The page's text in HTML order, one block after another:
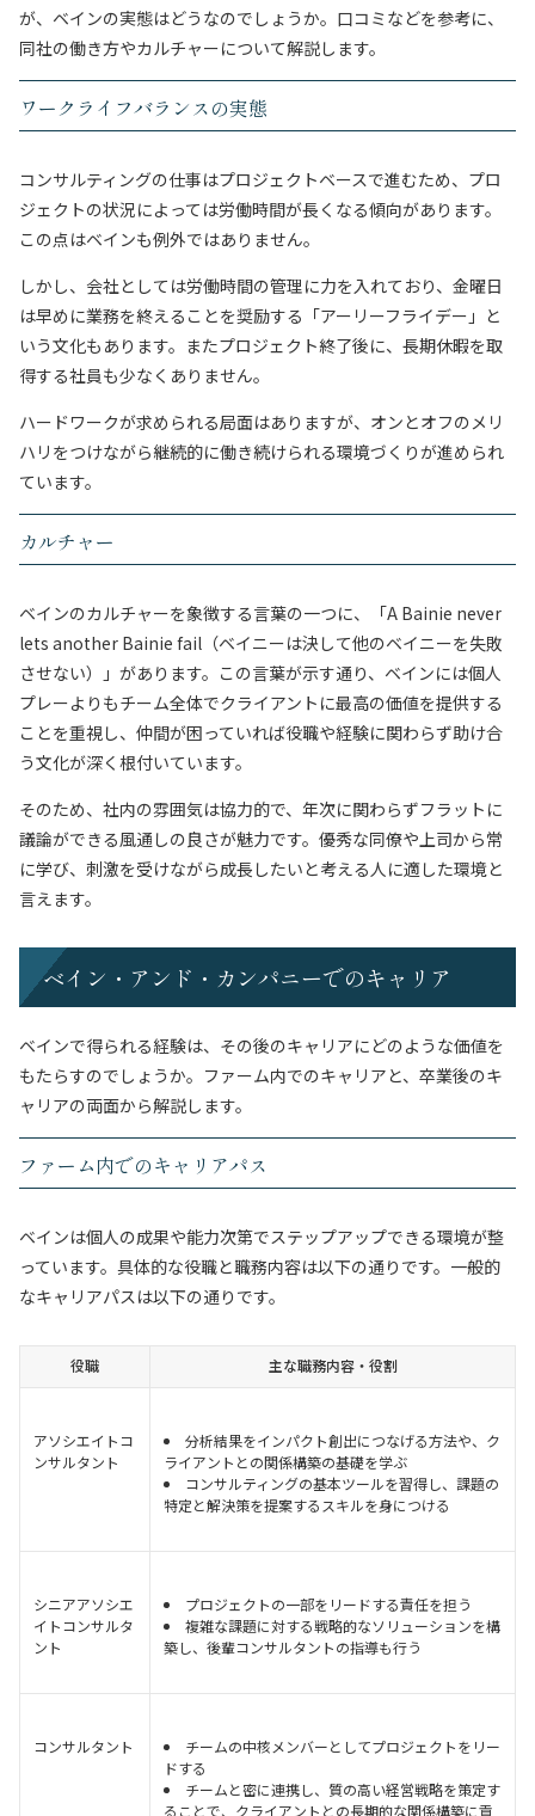
が、ベインの実態はどうなのでしょうか。口コミなどを参考に、
同社の働き方やカルチャーについて解説します。
ワークライフバランスの実態
コンサルティングの仕事はプロジェクトベースで進むため、プロ
ジェクトの状況によっては労働時間が長くなる傾向があります。
この点はベインも例外ではありません。
しかし、会社としては労働時間の管理に力を入れており、金曜日
は早めに業務を終えることを奨励する「アーリーフライデー」と
いう文化もあります。またプロジェクト終了後に、長期休暇を取
得する社員も少なくありません。
ハードワークが求められる局面はありますが、オンとオフのメリ
ハリをつけながら継続的に働き続けられる環境づくりが進められ
ています。
カルチャー
ベインのカルチャーを象徴する言葉の一つに、「A Bainie never
lets another Bainie fail（ベイニーは決して他のベイニーを失敗
させない）」があります。この言葉が示す通り、ベインには個人
プレーよりもチーム全体でクライアントに最高の価値を提供する
ことを重視し、仲間が困っていれば役職や経験に関わらず助け合
う文化が深く根付いています。
そのため、社内の雰囲気は協力的で、年次に関わらずフラットに
議論ができる風通しの良さが魅力です。優秀な同僚や上司から常
に学び、刺激を受けながら成長したいと考える人に適した環境と
言えます。
ベイン・アンド・カンパニーでのキャリア
ベインで得られる経験は、その後のキャリアにどのような価値を
もたらすのでしょうか。ファーム内でのキャリアと、卒業後のキ
ャリアの両面から解説します。
ファーム内でのキャリアパス
ベインは個人の成果や能力次第でステップアップできる環境が整
っています。具体的な役職と職務内容は以下の通りです。一般的
なキャリアパスは以下の通りです。
役職 主な職務内容・役割
アソシエイトコ
ンサルタント
分析結果をインパクト創出につなげる方法や、ク
ライアントとの関係構築の基礎を学ぶ
コンサルティングの基本ツールを習得し、課題の
特定と解決策を提案するスキルを身につける
シニアアソシエ
イトコンサルタ
ント
プロジェクトの一部をリードする責任を担う
複雑な課題に対する戦略的なソリューションを構
築し、後輩コンサルタントの指導も行う
コンサルタント
チームの中核メンバーとしてプロジェクトをリー
ドする
チームと密に連携し、質の高い経営戦略を策定す
ることで、クライアントとの長期的な関係構築に貢